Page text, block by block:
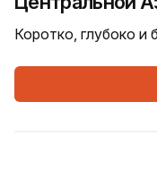
Коротко, глубоко